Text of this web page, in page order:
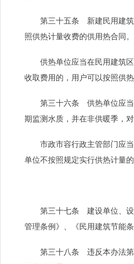
第三十五条 新建民用建筑、
照供热计量收费的供用热合同。
供热单位应当在民用建筑区
收取费用的，用户可以按照供
第三十六条 供热单位应当负
期监测水质，并在非供暖季，
市政市容行政主管部门应当
单位不按照规定实行供热计量
第三十七条 建设单位、设计
管理条例》、《民用建筑节能
第三十八条 违反本办法第二